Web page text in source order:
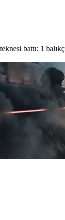
battı: 1